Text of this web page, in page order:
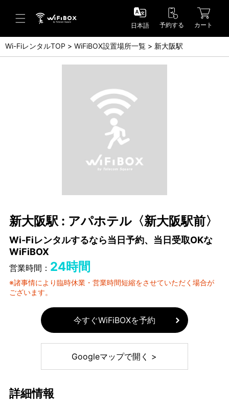
ヘルプ／お問い合わせ
Help Center(FAQ)(English)
日本語 予約する カート
Wi-FiレンタルTOP WiFiBOX設置場所一覧 新大阪駅
新大阪駅 : アパホテル〈新大阪駅前〉
Wi-Fiレンタルするなら当日予約、当日受取OKな
WiFiBOX
営業時間： 24時間
※諸事情により臨時休業・営業時間短縮をさせていただく場合が
ございます。
今すぐWiFiBOXを予約
Googleマップで開く >
詳細情報